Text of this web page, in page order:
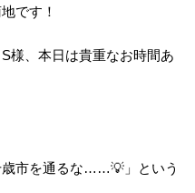
です！
様、本日は貴重なお時間あ
歳市を通るな……💡」という